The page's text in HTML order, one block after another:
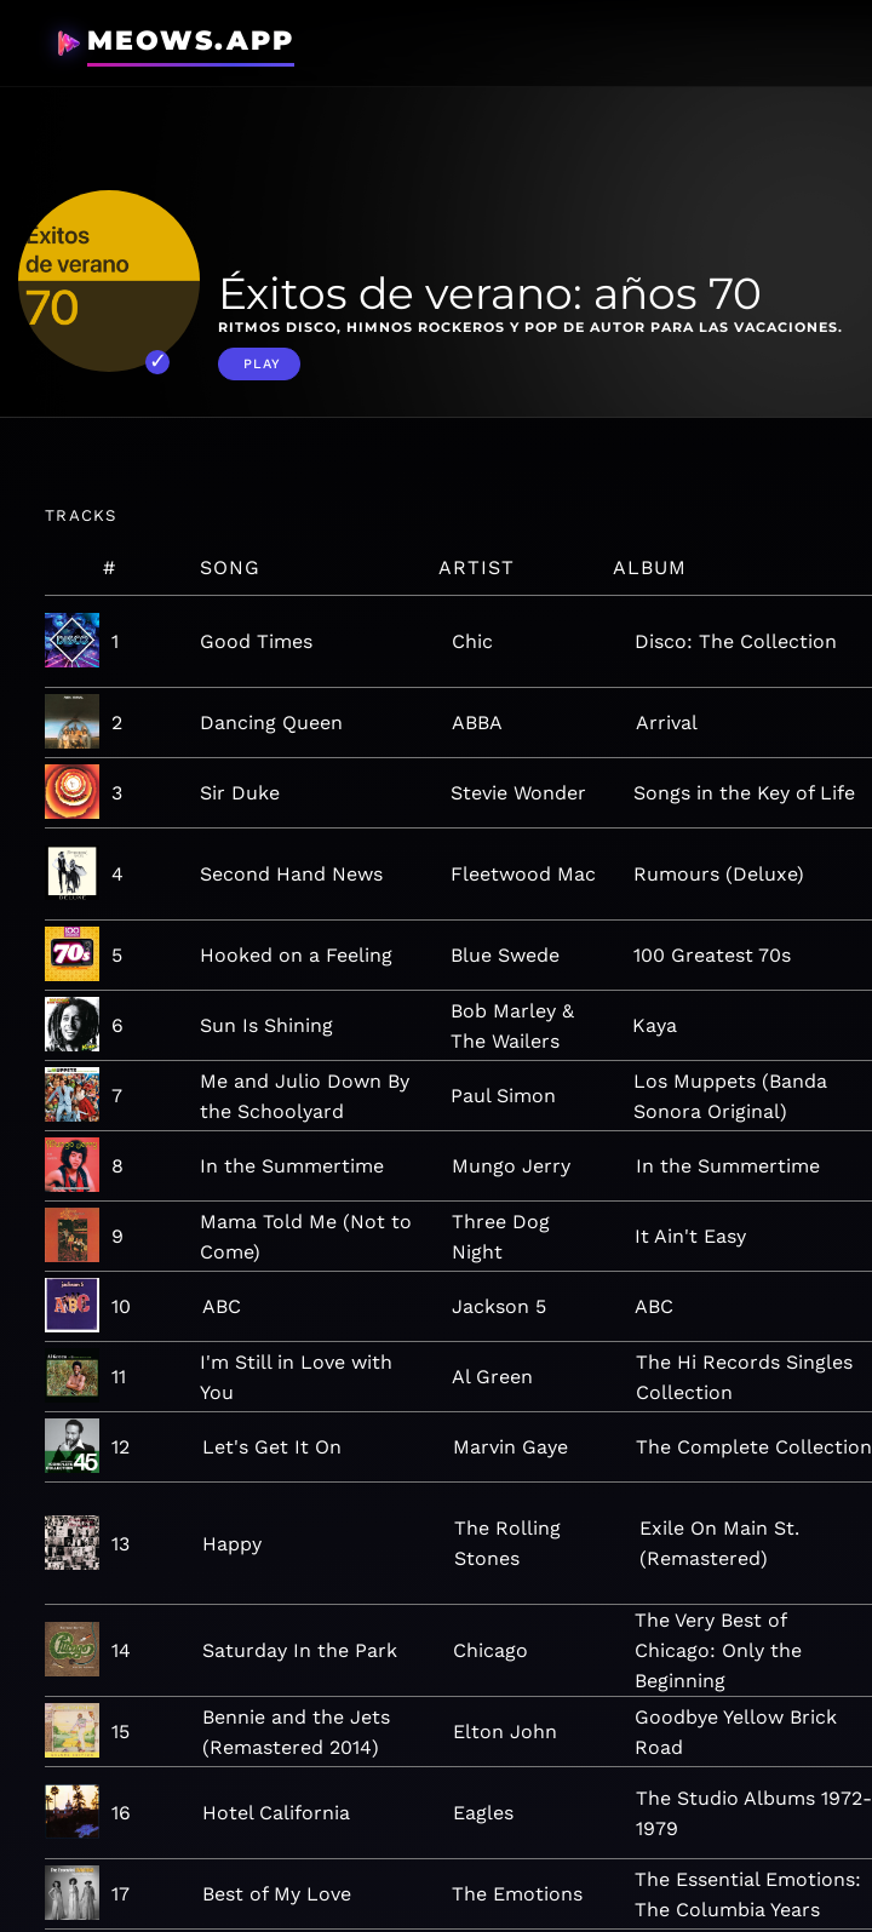
MEOWS.APP
Éxitos de verano: años 70
RITMOS DISCO, HIMNOS ROCKEROS Y POP DE AUTOR PARA LAS VACACIONES.
PLAY
TRACKS
# SONG ARTIST ALBUM
1 Good Times Chic Disco: The Collection
2 Dancing Queen ABBA Arrival
3 Sir Duke Stevie Wonder Songs in the Key of Life
4 Second Hand News Fleetwood Mac Rumours (Deluxe)
5 Hooked on a Feeling Blue Swede 100 Greatest 70s
6 Sun Is Shining
Bob Marley &
The Wailers
Kaya
7
Me and Julio Down By
the Schoolyard
Paul Simon
Los Muppets (Banda
Sonora Original)
8 In the Summertime Mungo Jerry In the Summertime
9
Mama Told Me (Not to
Come)
Three Dog
Night
It Ain't Easy
10 ABC Jackson 5 ABC
11
I'm Still in Love with
You
Al Green
The Hi Records Singles
Collection
12 Let's Get It On Marvin Gaye The Complete Collection
13 Happy
The Rolling
Stones
Exile On Main St.
(Remastered)
14 Saturday In the Park Chicago
The Very Best of
Chicago: Only the
Beginning
15
Bennie and the Jets
(Remastered 2014)
Elton John
Goodbye Yellow Brick
Road
16 Hotel California Eagles
The Studio Albums 1972-
1979
17 Best of My Love The Emotions
The Essential Emotions:
The Columbia Years